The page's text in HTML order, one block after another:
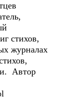
стихов,
журналах
Автор